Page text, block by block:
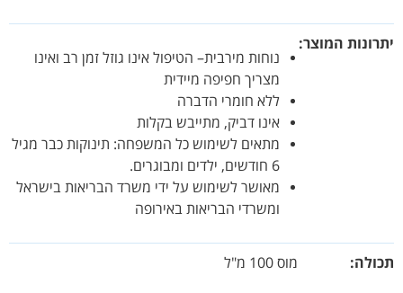
יתרונות המוצר
נוחות מירבית– הטיפול אינו גוזל זמן רב ואינו
מצריך חפיפה מיידית
ללא חומרי הדברה
אינו דביק, מתייבש בקלות
מתאים לשימוש כל המשפחה: תינוקות כבר מגיל
6 חודשים, ילדים ומבוגרים.
מאושר לשימוש על ידי משרד הבריאות בישראל
ומשרדי הבריאות באירופה
תכולה מוס 100 מ"ל